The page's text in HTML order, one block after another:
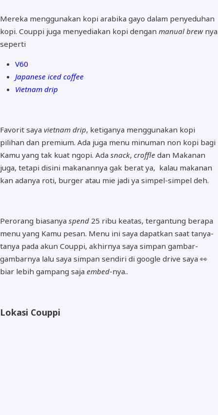
Mereka menggunakan kopi arabika gayo dalam penyeduhan
kopi. Couppi juga menyediakan kopi dengan manual brew nya
seperti
V60
Japanese iced coffee
Vietnam drip
Favorit saya vietnam drip, ketiganya menggunakan kopi
pilihan dan premium. Ada juga menu minuman non kopi bagi
Kamu yang tak kuat ngopi. Ada snack, croffle dan Makanan
juga, tetapi disini makanannya gak berat ya, kalau makanan
kan adanya roti, burger atau mie jadi ya simpel-simpel deh.
Perorang biasanya spend 25 ribu keatas, tergantung berapa
menu yang Kamu pesan. Menu ini saya dapatkan saat tanya-
tanya pada akun Couppi, akhirnya saya simpan gambar-
gambarnya lalu saya simpan sendiri di google drive saya 👀
biar lebih gampang saja embed-nya..
Lokasi Couppi